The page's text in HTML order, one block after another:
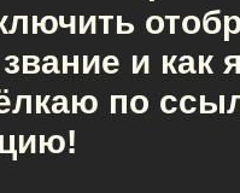
и как
по